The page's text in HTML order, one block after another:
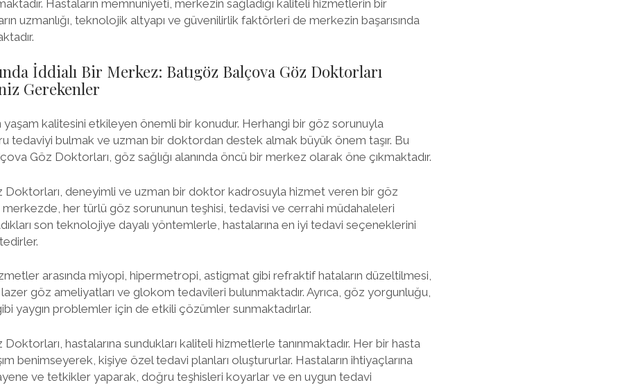
Hastaların memnuniyeti, merkezin sağladığı kaliteli hizmetlerin bir
uzmanlığı, teknolojik altyapı ve güvenilirlik faktörleri de merkezin başarısında
İddialı Bir Merkez: Batıgöz Balçova Göz Doktorları
Gerekenler
yaşam kalitesini etkileyen önemli bir konudur. Herhangi bir göz sorunuyla
tedaviyi bulmak ve uzman bir doktordan destek almak büyük önem taşır. Bu
Göz Doktorları, göz sağlığı alanında öncü bir merkez olarak öne çıkmaktadır.
Doktorları, deneyimli ve uzman bir doktor kadrosuyla hizmet veren bir göz
merkezde, her türlü göz sorununun teşhisi, tedavisi ve cerrahi müdahaleleri
son teknolojiye dayalı yöntemlerle, hastalarına en iyi tedavi seçeneklerini
arasında miyopi, hipermetropi, astigmat gibi refraktif hataların düzeltilmesi,
göz ameliyatları ve glokom tedavileri bulunmaktadır. Ayrıca, göz yorgunluğu,
yaygın problemler için de etkili çözümler sunmaktadırlar.
hastalarına sundukları kaliteli hizmetlerle tanınmaktadır. Her bir hasta
benimseyerek, kişiye özel tedavi planları oluştururlar. Hastaların ihtiyaçlarına
ve tetkikler yaparak, doğru teşhisleri koyarlar ve en uygun tedavi